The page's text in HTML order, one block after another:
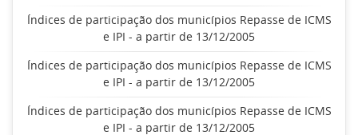
Índices de participação dos municípios Repasse de ICMS
e IPI - a partir de 13/12/2005
Índices de participação dos municípios Repasse de ICMS
e IPI - a partir de 13/12/2005
Índices de participação dos municípios Repasse de ICMS
e IPI - a partir de 13/12/2005